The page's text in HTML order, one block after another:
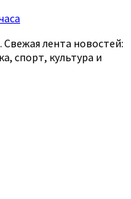
лента новостей:
спорт, культура и